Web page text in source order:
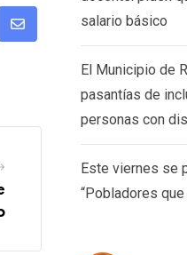
Share
salario básico
El Municipio de
pasantías de
personas con
Este viernes se
“Pobladores